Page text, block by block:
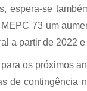
espera-se
73 um
a partir de 2022
os próximos
de contingência